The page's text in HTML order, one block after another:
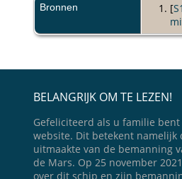
Bronnen [S1
BELANGRIJK OM TE LEZEN!
Gefeliciteerd als u familie
website. Dit betekent namelijk
uitmaakte van de bemanning
de Mars. Op 25 november
over dit schip en zijn